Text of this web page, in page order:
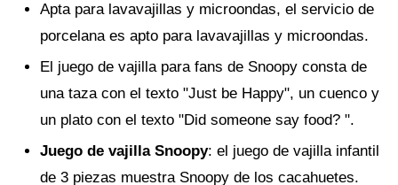
Apta para lavavajillas y microondas, el servicio de
porcelana es apto para lavavajillas y microondas.
El juego de vajilla para fans de Snoopy consta de
una taza con el texto "Just be Happy", un cuenco y
un plato con el texto "Did someone say food? ".
Juego de vajilla Snoopy: el juego de vajilla infantil
de 3 piezas muestra Snoopy de los cacahuetes.